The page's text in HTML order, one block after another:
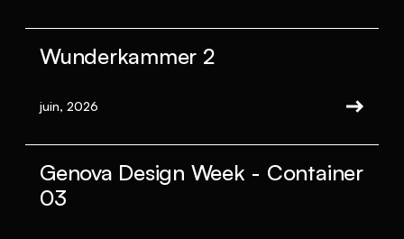
Wunderkammer 2
juin, 2026
Genova Design Week - Container
03